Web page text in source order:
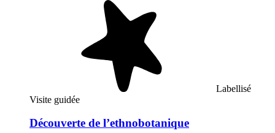
Labellisé
Visite guidée
Découverte de l’ethnobotanique